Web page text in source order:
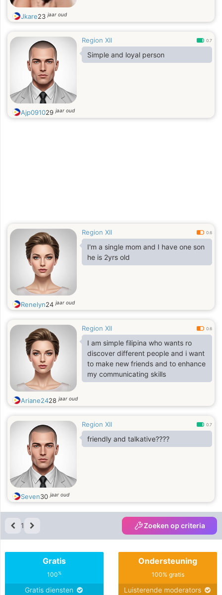
Jkare23jaar oud
Region XII 0.7
Simple and loyal person
Ajp091029jaar oud
Region XII 0.6
I'm a single mom and I have one son
he is 2yrs old
Renelyn24jaar oud
Region XII 0.6
I am simple filipina who wants ro
discover different people and i want
to make new friends and to enhance
my communicating skills
Ariane2428jaar oud
Region XII 0.7
friendly and talkative????
Seven30jaar oud
1 Zoeken op criteria
Gratis
100%
Gratis diensten
Ondersteuning
100% gratis
Luisterende moderators